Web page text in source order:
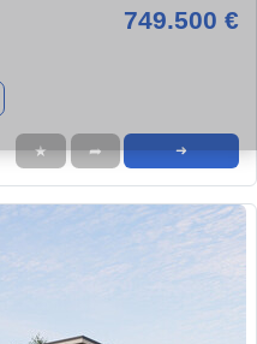
749.500 €
★ ➦ ➜